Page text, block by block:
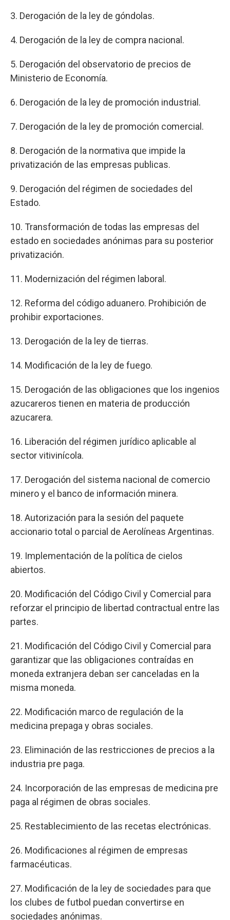
3. Derogación de la ley de góndolas.
4. Derogación de la ley de compra nacional.
5. Derogación del observatorio de precios de
Ministerio de Economía.
6. Derogación de la ley de promoción industrial.
7. Derogación de la ley de promoción comercial.
8. Derogación de la normativa que impide la
privatización de las empresas publicas.
9. Derogación del régimen de sociedades del
Estado.
10. Transformación de todas las empresas del
estado en sociedades anónimas para su posterior
privatización.
11. Modernización del régimen laboral.
12. Reforma del código aduanero. Prohibición de
prohibir exportaciones.
13. Derogación de la ley de tierras.
14. Modificación de la ley de fuego.
15. Derogación de las obligaciones que los ingenios
azucareros tienen en materia de producción
azucarera.
16. Liberación del régimen jurídico aplicable al
sector vitivinícola.
17. Derogación del sistema nacional de comercio
minero y el banco de información minera.
18. Autorización para la sesión del paquete
accionario total o parcial de Aerolíneas Argentinas.
19. Implementación de la política de cielos
abiertos.
20. Modificación del Código Civil y Comercial para
reforzar el principio de libertad contractual entre las
partes.
21. Modificación del Código Civil y Comercial para
garantizar que las obligaciones contraídas en
moneda extranjera deban ser canceladas en la
misma moneda.
22. Modificación marco de regulación de la
medicina prepaga y obras sociales.
23. Eliminación de las restricciones de precios a la
industria pre paga.
24. Incorporación de las empresas de medicina pre
paga al régimen de obras sociales.
25. Restablecimiento de las recetas electrónicas.
26. Modificaciones al régimen de empresas
farmacéuticas.
27. Modificación de la ley de sociedades para que
los clubes de futbol puedan convertirse en
sociedades anónimas.